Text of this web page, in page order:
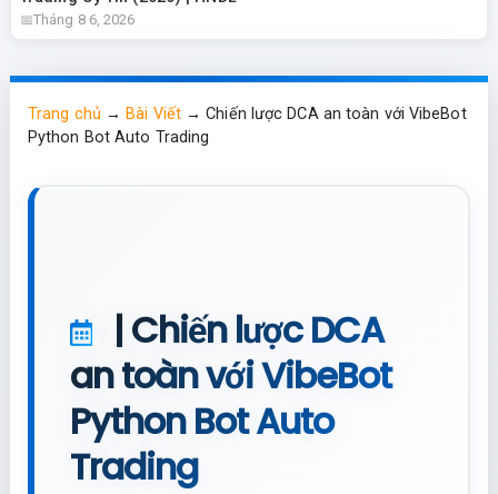
Tháng 8 6, 2026
Trang chủ →Bài Viết→Chiến lược DCA an toàn với VibeBot
Python Bot Auto Trading
| Chiến lược DCA
an toàn với VibeBot
Python Bot Auto
Trading